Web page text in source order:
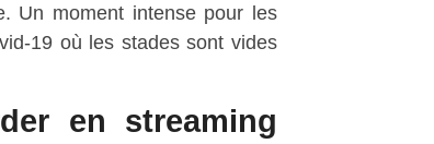
Un moment intense pour les
19 où les stades sont vides
en streaming